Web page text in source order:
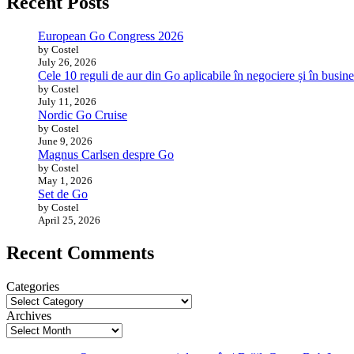
European Go Congress 2026
by Costel
July 26, 2026
Cele 10 reguli de aur din Go aplicabile în negociere și în
by Costel
July 11, 2026
Nordic Go Cruise
by Costel
June 9, 2026
Magnus Carlsen despre Go
by Costel
May 1, 2026
Set de Go
by Costel
April 25, 2026
Recent Comments
Categories
Archives